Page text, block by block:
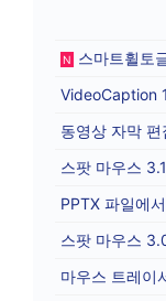
N
스마트휠토
VideoCaption
동영상 자막
스팟 마우스
스팟 마우스
마우스 트레이